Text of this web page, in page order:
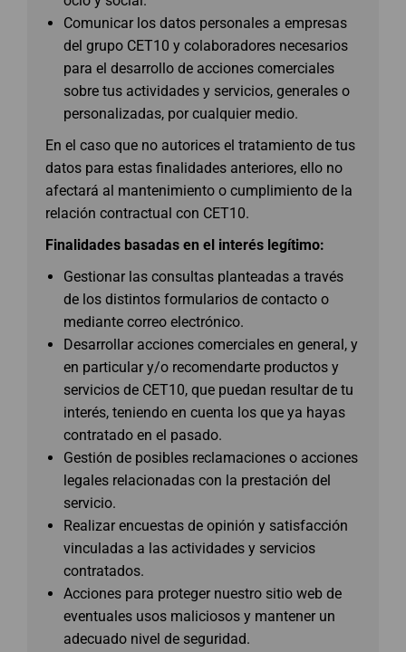
Comunicar los datos personales a empresas
del grupo CET10 y colaboradores necesarios
para el desarrollo de acciones comerciales
sobre tus actividades y servicios, generales o
personalizadas, por cualquier medio.
En el caso que no autorices el tratamiento de tus
datos para estas finalidades anteriores, ello no
afectará al mantenimiento o cumplimiento de la
relación contractual con CET10.
Finalidades basadas en el interés legítimo:
Gestionar las consultas planteadas a través
de los distintos formularios de contacto o
mediante correo electrónico.
Desarrollar acciones comerciales en general, y
en particular y/o recomendarte productos y
servicios de CET10, que puedan resultar de tu
interés, teniendo en cuenta los que ya hayas
contratado en el pasado.
Gestión de posibles reclamaciones o acciones
legales relacionadas con la prestación del
servicio.
Realizar encuestas de opinión y satisfacción
vinculadas a las actividades y servicios
contratados.
Acciones para proteger nuestro sitio web de
eventuales usos maliciosos y mantener un
adecuado nivel de seguridad.